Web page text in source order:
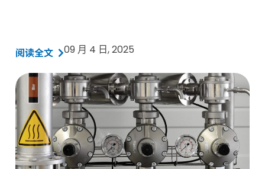
阅读全文 09 月 4 日, 2025